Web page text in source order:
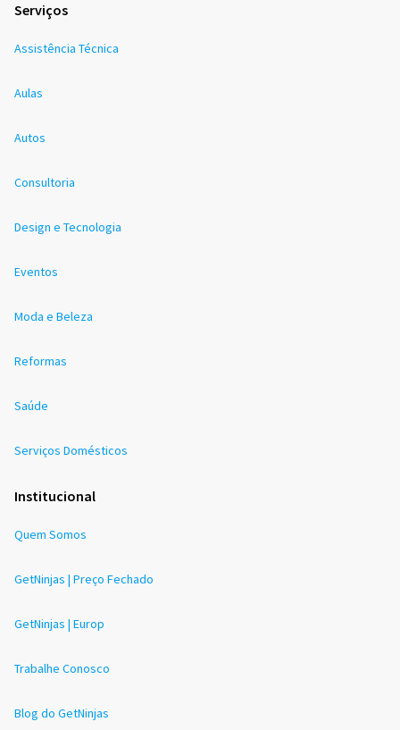
Serviços
Assistência Técnica
Aulas
Autos
Consultoria
Design e Tecnologia
Eventos
Moda e Beleza
Reformas
Saúde
Serviços Domésticos
Institucional
Quem Somos
GetNinjas | Preço Fechado
GetNinjas | Europ
Trabalhe Conosco
Blog do GetNinjas